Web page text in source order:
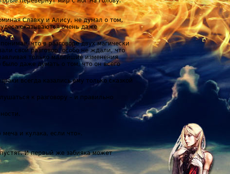
Славку и Алису, не думал о том,
оказываются очень даже
что в разговоре двух магически
свой разговор, особо не ждали, что
только малейшие изменения
даже думать о том, что он всего
всегда казались ему только сказкой
к разговору – и правильно
и кулака, если что».
И первый же забияка может